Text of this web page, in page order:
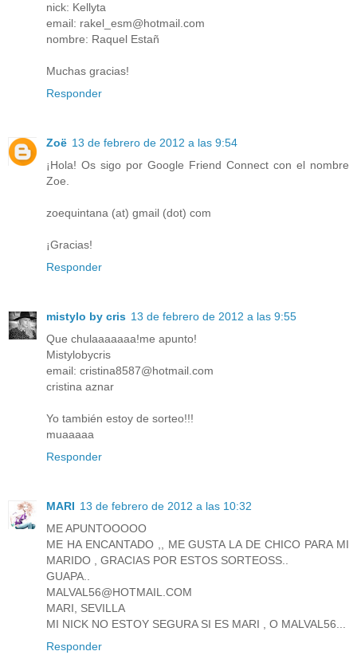
nick: Kellyta
email: rakel_esm@hotmail.com
nombre: Raquel Estañ
Muchas gracias!
Responder
Zoë 13 de febrero de 2012 a las 9:54
¡Hola! Os sigo por Google Friend Connect con el nombre
Zoe.
zoequintana (at) gmail (dot) com
¡Gracias!
Responder
mistylo by cris 13 de febrero de 2012 a las 9:55
Que chulaaaaaaa!me apunto!
Mistylobycris
email: cristina8587@hotmail.com
cristina aznar
Yo también estoy de sorteo!!!
muaaaaa
Responder
MARI 13 de febrero de 2012 a las 10:32
ME APUNTOOOOO
ME HA ENCANTADO ,, ME GUSTA LA DE CHICO PARA MI
MARIDO , GRACIAS POR ESTOS SORTEOSS..
GUAPA..
MALVAL56@HOTMAIL.COM
MARI, SEVILLA
MI NICK NO ESTOY SEGURA SI ES MARI , O MALVAL56...
Responder